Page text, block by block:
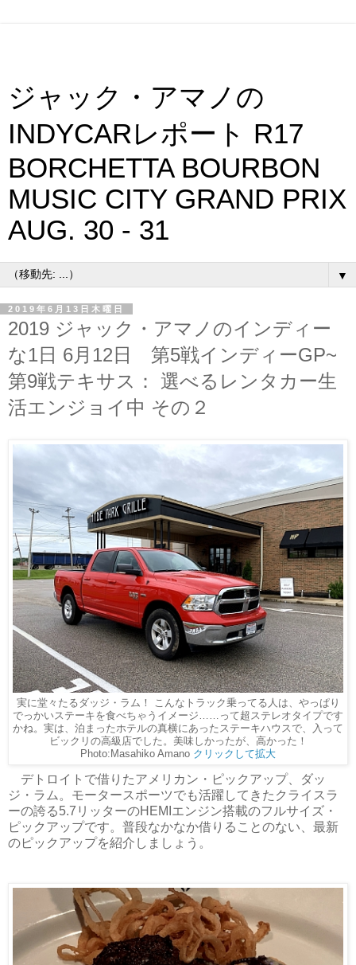
ジャック・アマノの
INDYCARレポート R17
BORCHETTA BOURBON
MUSIC CITY GRAND PRIX
AUG. 30 - 31
▼
2019年6月13日木曜日
2019 ジャック・アマノのインディー
な1日 6月12日 第5戦インディーGP~
第9戦テキサス： 選べるレンタカー生
活エンジョイ中 その２
実に堂々たるダッジ・ラム！ こんなトラック乗ってる人は、やっぱり
でっかいステーキを食べちゃうイメージ……って超ステレオタイプです
かね。実は、泊まったホテルの真横にあったステーキハウスで、入って
ビックリの高級店でした。美味しかったが、高かった！
Photo:Masahiko Amano クリックして拡大
デトロイトで借りたアメリカン・ピックアップ、ダッ
ジ・ラム。モータースポーツでも活躍してきたクライスラ
ーの誇る5.7リッターのHEMIエンジン搭載のフルサイズ・
ピックアップです。普段なかなか借りることのない、最新
のピックアップを紹介しましょう。